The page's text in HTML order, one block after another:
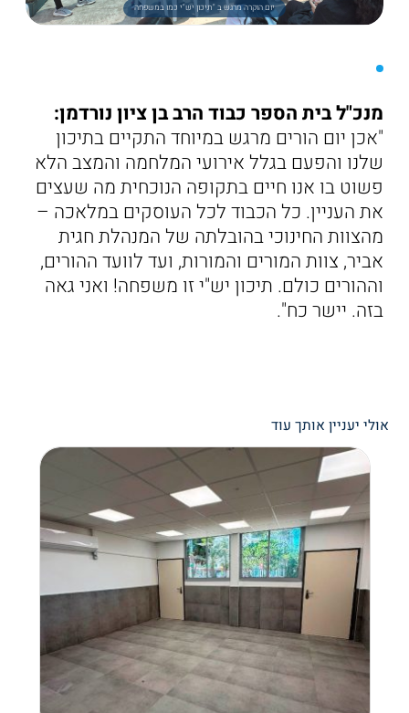
יום הוקרה מרגש ב "תיכון יש"י כמו במשפחה
מנכ"ל בית הספר כבוד הרב בן ציון נורדמן:
"אכן יום הורים מרגש במיוחד התקיים בתיכון
שלנו והפעם בגלל אירועי המלחמה והמצב הלא
פשוט בו אנו חיים בתקופה הנוכחית מה שעצים
את העניין. כל הכבוד לכל העוסקים במלאכה –
מהצוות החינוכי בהובלתה של המנהלת חגית
אביר, צוות המורים והמורות, ועד לוועד ההורים,
וההורים כולם. תיכון יש"י זו משפחה! ואני גאה
בזה. יישר כח".
אולי יעניין אותך עוד